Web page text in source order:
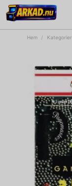
Hem Kategorier